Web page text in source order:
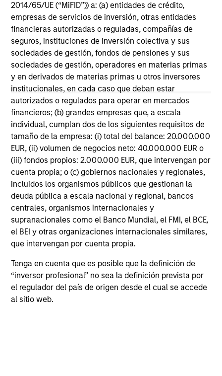
2014/65/UE (“MiFID”)) a: (a) entidades de crédito,
empresas de servicios de inversión, otras entidades
financieras autorizadas o reguladas, compañías de
seguros, instituciones de inversión colectiva y sus
sociedades de gestión, fondos de pensiones y sus
sociedades de gestión, operadores en materias primas
y en derivados de materias primas u otros inversores
institucionales, en cada caso que deban estar
autorizados o regulados para operar en mercados
financieros; (b) grandes empresas que, a escala
individual, cumplan dos de los siguientes requisitos de
tamaño de la empresa: (i) total del balance: 20.000.000
EUR, (ii) volumen de negocios neto: 40.000.000 EUR o
(iii) fondos propios: 2.000.000 EUR, que intervengan por
cuenta propia; o (c) gobiernos nacionales y regionales,
incluidos los organismos públicos que gestionan la
deuda pública a escala nacional y regional, bancos
centrales, organismos internacionales y
supranacionales como el Banco Mundial, el FMI, el BCE,
el BEI y otras organizaciones internacionales similares,
que intervengan por cuenta propia.
Tenga en cuenta que es posible que la definición de
“inversor profesional” no sea la definición prevista por
el regulador del país de origen desde el cual se accede
al sitio web.
Quality stocks have lagged in recent years, but
history suggests durable businesses with
strong fundamentals remain well positioned to
create long-term shareholder value.
08-JUL-2026
May not represent all Team Members.
The information on this page is for informational
purposes only. The information contained herein does
not constitute and should not be construed as an
offering of advisory services or an offer to sell or a
solicitation of an offer to buy any securities in any
jurisdiction in which such offer or solicitation,
securities, insurance or other laws of such jurisdiction.
All investing involves risks, including a loss of principal.
Please refer to the strategy detail page for important